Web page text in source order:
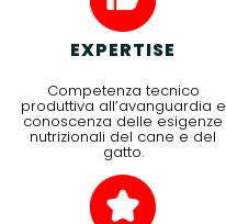
EXPERTISE
Competenza tecnico
produttiva all’avanguardia e
conoscenza delle esigenze
nutrizionali del cane e del
gatto.